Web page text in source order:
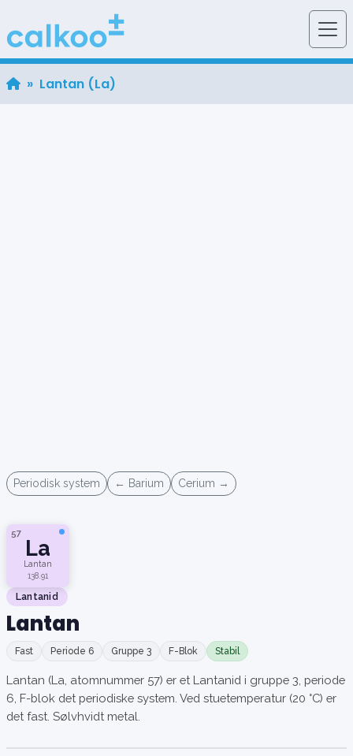
» Lantan (La)
Periodisk system ← Barium Cerium →
57
La
Lantan
138.91
Lantanid
Lantan
Fast Periode 6 Gruppe 3 F-Blok Stabil
Lantan (La, atomnummer 57) er et Lantanid i gruppe 3, periode
6, F-blok det periodiske system. Ved stuetemperatur (20 °C) er
det fast. Sølvhvidt metal.